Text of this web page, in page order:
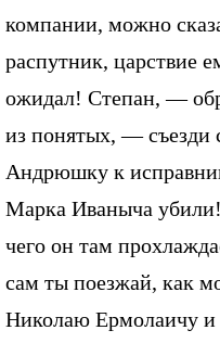
компании, можно
распутник, царствие
ожидал! Степан, —
из понятых, —
Андрюшку к
Марка Иваныча
чего он там
сам ты поезжай, как
Николаю Ермолаичу и